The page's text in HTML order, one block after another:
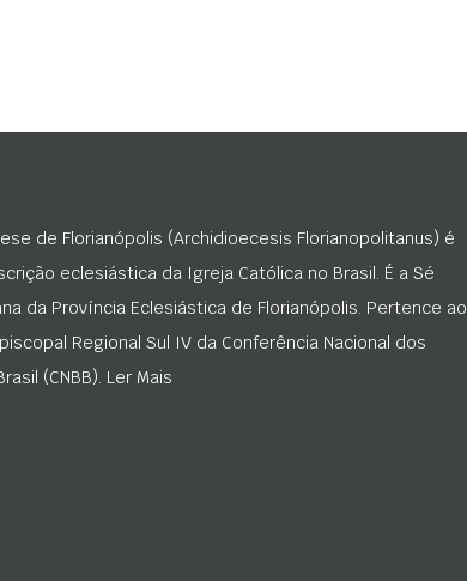
de Florianópolis (Archidioecesis Florianopolitanus) é
eclesiástica da Igreja Católica no Brasil. É a Sé
da Província Eclesiástica de Florianópolis. Pertence ao
Regional Sul IV da Conferência Nacional dos
(CNBB). Ler Mais